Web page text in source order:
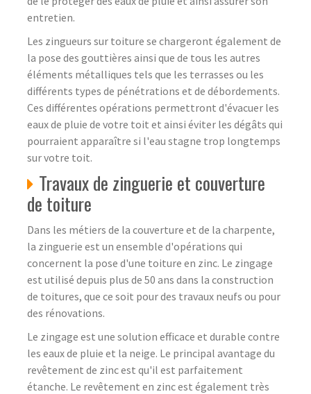
entretien.
Les zingueurs sur toiture se chargeront également de
la pose des gouttières ainsi que de tous les autres
éléments métalliques tels que les terrasses ou les
différents types de pénétrations et de débordements.
Ces différentes opérations permettront d'évacuer les
eaux de pluie de votre toit et ainsi éviter les dégâts qui
pourraient apparaître si l'eau stagne trop longtemps
sur votre toit.
Travaux de zinguerie et couverture
de toiture
Dans les métiers de la couverture et de la charpente,
la zinguerie est un ensemble d'opérations qui
concernent la pose d'une toiture en zinc. Le zingage
est utilisé depuis plus de 50 ans dans la construction
de toitures, que ce soit pour des travaux neufs ou pour
des rénovations.
Le zingage est une solution efficace et durable contre
les eaux de pluie et la neige. Le principal avantage du
revêtement de zinc est qu'il est parfaitement
étanche. Le revêtement en zinc est également très